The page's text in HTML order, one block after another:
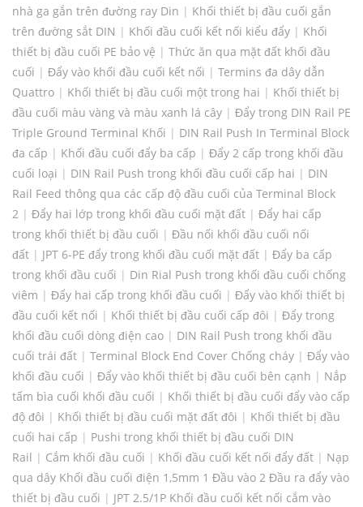
nhà ga gắn trên đường ray Din | Khối thiết bị đầu cuối gắn
trên đường sắt DIN | Khối đầu cuối kết nối kiểu đẩy | Khối
thiết bị đầu cuối PE bảo vệ | Thức ăn qua mặt đất khối đầu
cuối | Đẩy vào khối đầu cuối kết nối | Termins đa dây dẫn
Quattro | Khối thiết bị đầu cuối một trong hai | Khối thiết bị
đầu cuối màu vàng và màu xanh lá cây | Đẩy trong DIN Rail PE
Triple Ground Terminal Khối | DIN Rail Push In Terminal Block
đa cấp | Khối đầu cuối đẩy ba cấp | Đẩy 2 cấp trong khối đầu
cuối loại | DIN Rail Push trong khối đầu cuối cấp hai | DIN
Rail Feed thông qua các cấp độ đầu cuối của Terminal Block
2 | Đẩy hai lớp trong khối đầu cuối mặt đất | Đẩy hai cấp
trong khối thiết bị đầu cuối | Đầu nối khối đầu cuối nối
đất | JPT 6-PE đẩy trong khối đầu cuối mặt đất | Đẩy ba cấp
trong khối đầu cuối | Din Rial Push trong khối đầu cuối chống
viêm | Đẩy hai cấp trong khối đầu cuối | Đẩy vào khối thiết bị
đầu cuối kết nối | Khối thiết bị đầu cuối cấp đôi | Đẩy trong
khối đầu cuối dòng điện cao | DIN Rail Push trong khối đầu
cuối trái đất | Terminal Block End Cover Chống cháy | Đẩy vào
khối đầu cuối | Đẩy vào khối thiết bị đầu cuối bên cạnh | Nắp
tấm bìa cuối khối đầu cuối | Khối thiết bị đầu cuối đẩy vào cấp
độ đôi | Khối thiết bị đầu cuối mặt đất đôi | Khối thiết bị đầu
cuối hai cấp | Pushi trong khối thiết bị đầu cuối DIN
Rail | Cắm khối đầu cuối | Khối đầu cuối kết nối đẩy đất | Nạp
qua dây Khối đầu cuối điện 1,5mm 1 Đầu vào 2 Đầu ra đẩy vào
thiết bị đầu cuối | JPT 2.5/1P Khối đầu cuối kết nối cắm vào